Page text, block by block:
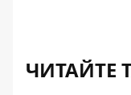
ЧИТАЙТЕ